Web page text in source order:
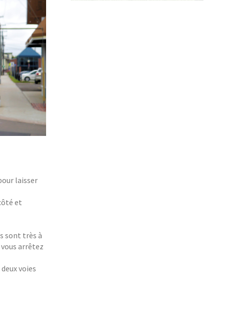
laisser
et
sont très à
arrêtez
voies